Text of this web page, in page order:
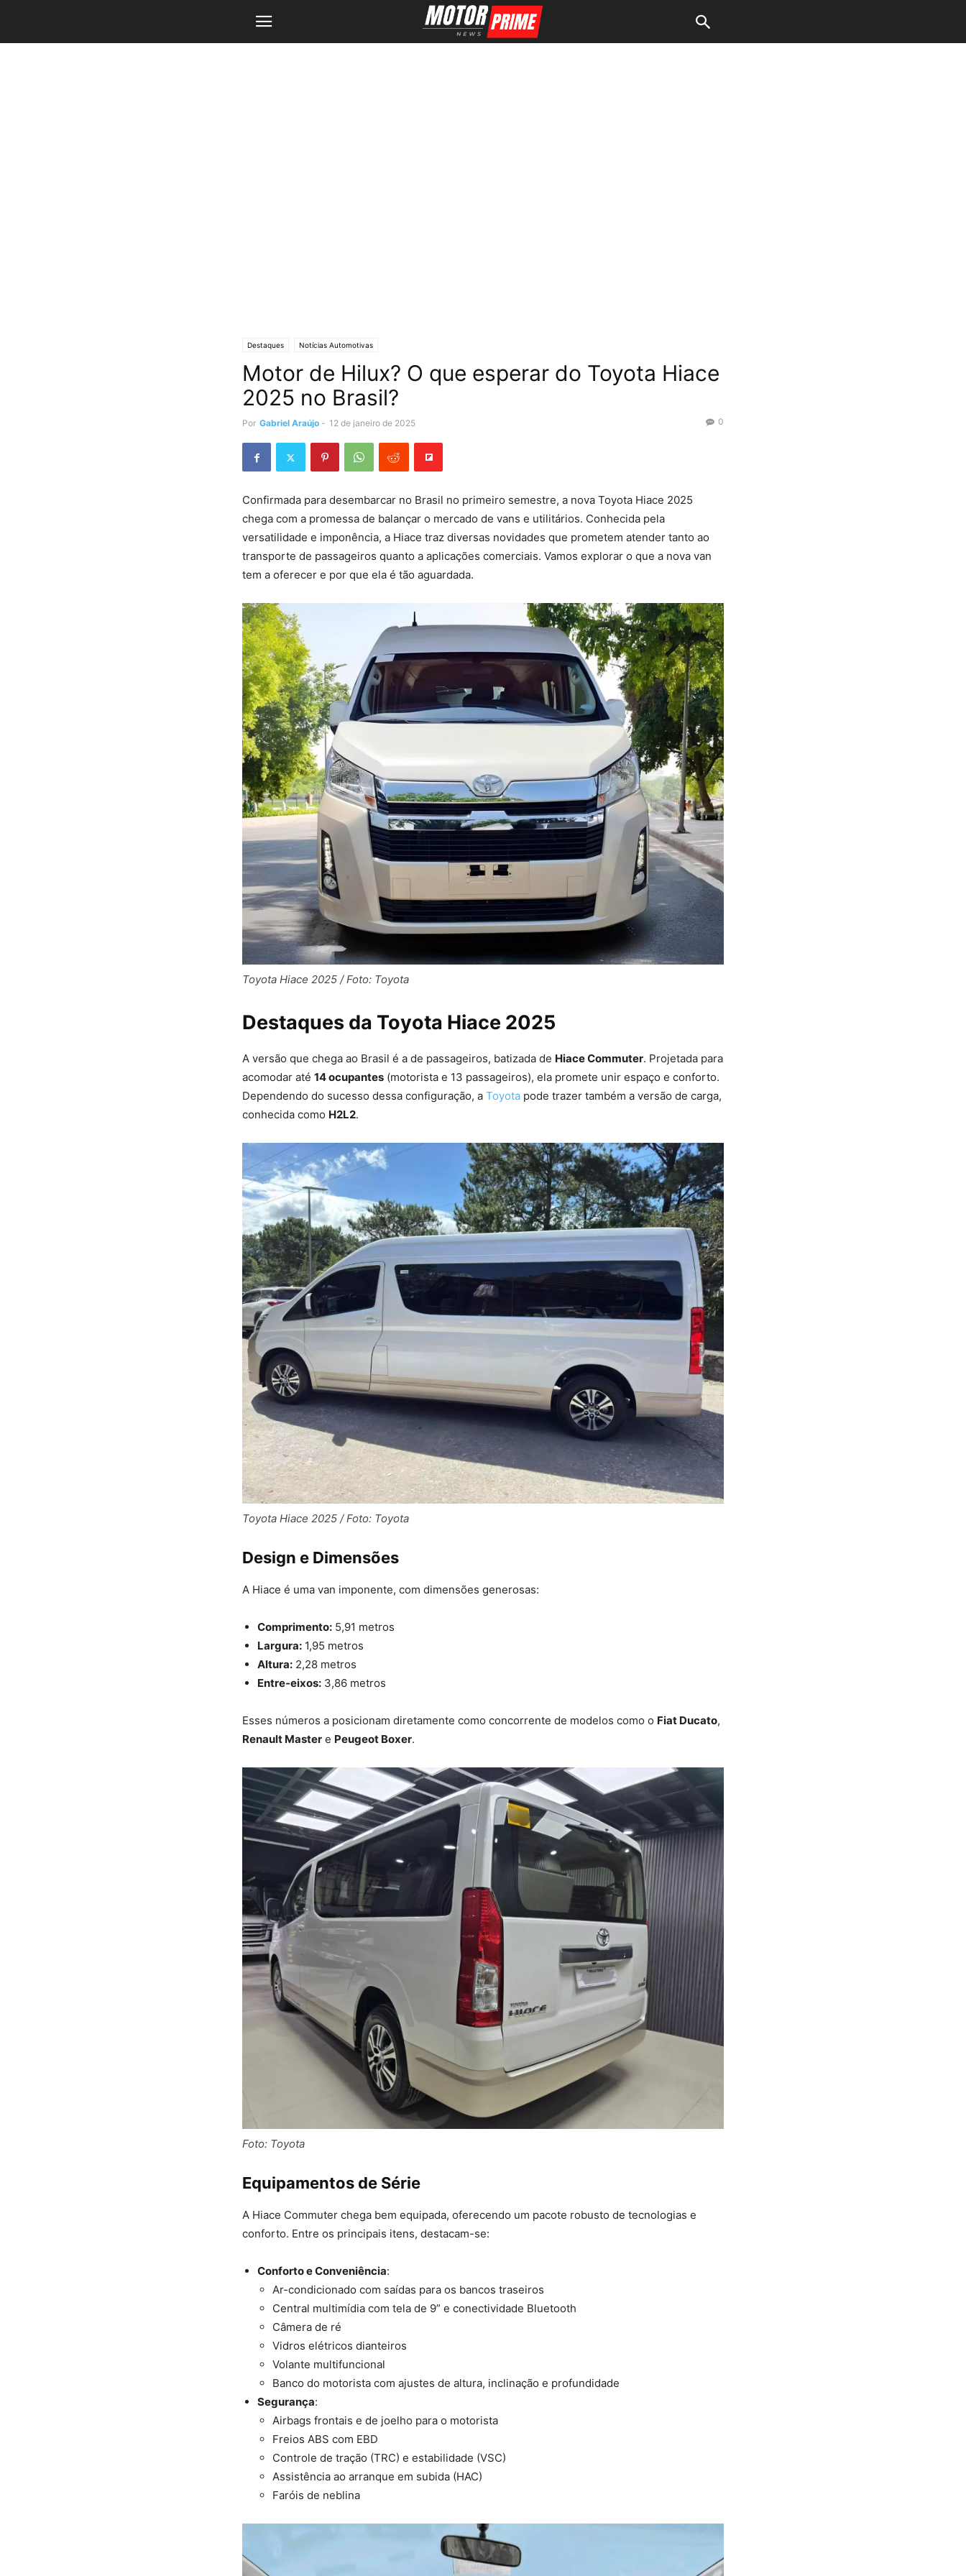
Destaques Notícias Automotivas
Motor de Hilux? O que esperar do Toyota Hiace
2025 no Brasil?
Por Gabriel Araújo - 12 de janeiro de 2025 0
Confirmada para desembarcar no Brasil no primeiro semestre, a nova Toyota Hiace 2025
chega com a promessa de balançar o mercado de vans e utilitários. Conhecida pela
versatilidade e imponência, a Hiace traz diversas novidades que prometem atender tanto ao
transporte de passageiros quanto a aplicações comerciais. Vamos explorar o que a nova van
tem a oferecer e por que ela é tão aguardada.
Toyota Hiace 2025 / Foto: Toyota
Destaques da Toyota Hiace 2025
A versão que chega ao Brasil é a de passageiros, batizada de Hiace Commuter. Projetada para
acomodar até 14 ocupantes (motorista e 13 passageiros), ela promete unir espaço e conforto.
Dependendo do sucesso dessa configuração, a Toyota pode trazer também a versão de carga,
conhecida como H2L2.
Toyota Hiace 2025 / Foto: Toyota
Design e Dimensões
A Hiace é uma van imponente, com dimensões generosas:
Comprimento: 5,91 metros
Largura: 1,95 metros
Altura: 2,28 metros
Entre-eixos: 3,86 metros
Esses números a posicionam diretamente como concorrente de modelos como o Fiat Ducato,
Renault Master e Peugeot Boxer.
Foto: Toyota
Equipamentos de Série
A Hiace Commuter chega bem equipada, oferecendo um pacote robusto de tecnologias e
conforto. Entre os principais itens, destacam-se:
Conforto e Conveniência:
Ar-condicionado com saídas para os bancos traseiros
Central multimídia com tela de 9” e conectividade Bluetooth
Câmera de ré
Vidros elétricos dianteiros
Volante multifuncional
Banco do motorista com ajustes de altura, inclinação e profundidade
Segurança:
Airbags frontais e de joelho para o motorista
Freios ABS com EBD
Controle de tração (TRC) e estabilidade (VSC)
Assistência ao arranque em subida (HAC)
Faróis de neblina